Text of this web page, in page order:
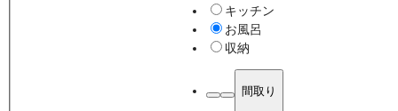
キッチン
お風呂
収納
間取り